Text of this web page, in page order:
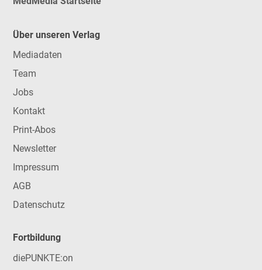
Über unseren Verlag
Mediadaten
Team
Jobs
Kontakt
Print-Abos
Newsletter
Impressum
AGB
Datenschutz
Fortbildung
diePUNKTE:on